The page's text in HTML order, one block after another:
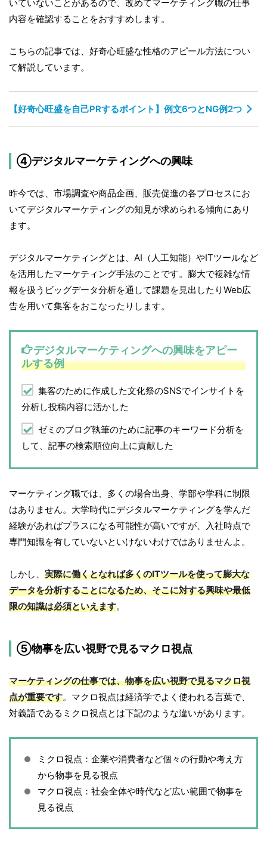
いていないことがあるので、改めてマーケティング職の仕事
内容を確認することをおすすめします。
こちらの記事では、好奇心旺盛な性格のアピール方法につい
て解説しています。
【好奇心旺盛を自己PRするポイント】例文6つとNG例2つ
④デジタルマーケティングへの興味
昨今では、市場調査や商品企画、販売促進の各プロセスにお
いてデジタルマーケティングの知見が求められる傾向にあり
ます。
デジタルマーケティングとは、AI（人工知能）やITツールなど
を活用したマーケティング手法のことです。膨大で複雑な情
報を扱うビッグデータ分析を通して課題を見出したりWeb広
告を用いて集客をおこなったりします。
デジタルマーケティングへの興味をアピー
ルする例
集客のために作成した文化祭のSNSでインサイトを
分析し投稿内容に活かした
ゼミのブログ執筆のために記事のキーワード分析を
して、記事の検索順位向上に貢献した
マーケティング職では、多くの場合出身、学部や学科に制限
はありません。大学時代にデジタルマーケティングを学んだ
経験があればプラスになる可能性が高いですが、入社時点で
専門知識を有していないといけないわけではありませんよ。
しかし、 実際に働くとなれば多くのITツールを使って膨大な
データを分析することになるため、そこに対する興味や最低
限の知識は必須といえます。
⑤物事を広い視野で見るマクロ視点
マーケティングの仕事では、物事を広い視野で見るマクロ視
点が重要です。マクロ視点は経済学でよく使われる言葉で、
対義語であるミクロ視点とは下記のような違いがあります。
ミクロ視点：企業や消費者など個々の行動や考え方
から物事を見る視点
マクロ視点：社会全体や時代など広い範囲で物事を
見る視点